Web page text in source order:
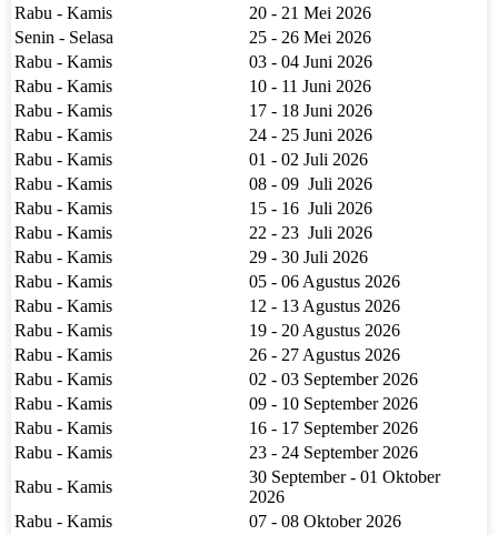
Rabu - Kamis
20 - 21 Mei 2026
Senin - Selasa
25 - 26 Mei 2026
Rabu - Kamis
03 - 04 Juni 2026
Rabu - Kamis
10 - 11 Juni 2026
Rabu - Kamis
17 - 18 Juni 2026
Rabu - Kamis
24 - 25 Juni 2026
Rabu - Kamis
01 - 02 Juli 2026
Rabu - Kamis
08 - 09 Juli 2026
Rabu - Kamis
15 - 16 Juli 2026
Rabu - Kamis
22 - 23 Juli 2026
Rabu - Kamis
29 - 30 Juli 2026
Rabu - Kamis
05 - 06 Agustus 2026
Rabu - Kamis
12 - 13 Agustus 2026
Rabu - Kamis
19 - 20 Agustus 2026
Rabu - Kamis
26 - 27 Agustus 2026
Rabu - Kamis
02 - 03 September 2026
Rabu - Kamis
09 - 10 September 2026
Rabu - Kamis
16 - 17 September 2026
Rabu - Kamis
23 - 24 September 2026
Rabu - Kamis
30 September - 01 Oktober
2026
Rabu - Kamis
07 - 08 Oktober 2026